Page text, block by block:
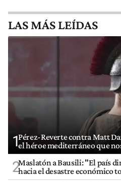
LAS MÁS LEÍDAS
1Pérez-Reverte contra Matt
el héroe mediterráneo que
2Maslatón a Bausili: "El país
hacia el desastre económico